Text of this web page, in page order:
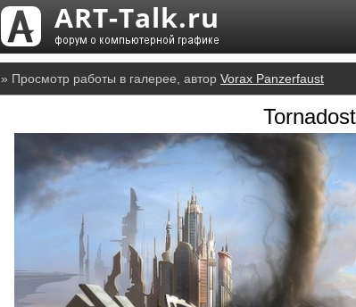
» Просмотр работы в галерее, автор Vorax Panzerfaust